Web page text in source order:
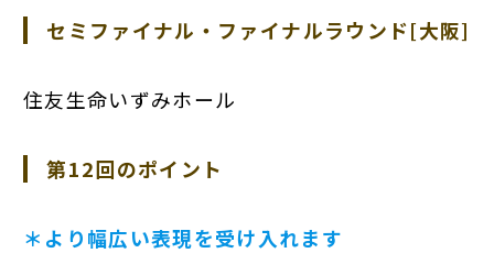
セミファイナル・ファイナルラウンド[大阪]
住友生命いずみホール
第12回のポイント
＊より幅広い表現を受け入れます